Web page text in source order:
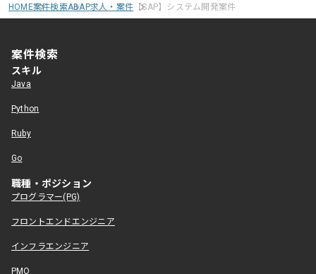
HOME案件検索ABAP求人・案件 【SAP】システム開発案件
案件検索
スキル
Java
Python
Ruby
Go
職種・ポジション
プログラマー(PG)
フロントエンドエンジニア
インフラエンジニア
PMO